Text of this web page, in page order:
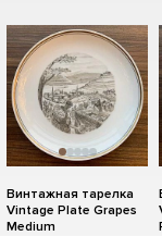
Винтажная тарелка
Vintage Plate Grapes
Medium